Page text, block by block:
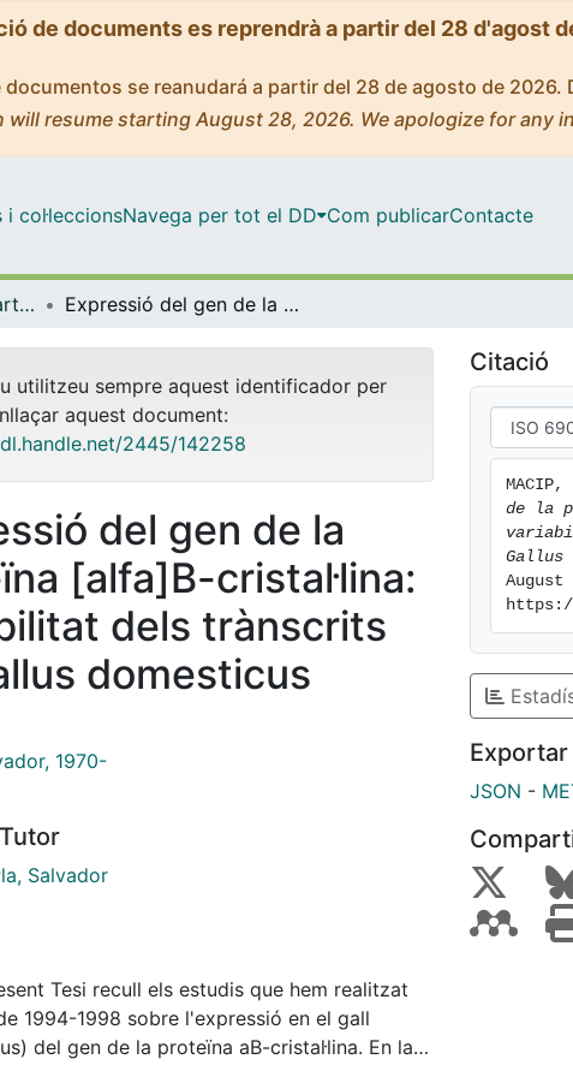
de documents es reprendrà a partir del 28 d'agost
se reanudará a partir del 28 de agosto de 2026.
resume starting August 28, 2026. We apologize for any
col·leccionsNavega per tot el DD Com publicarContacte
Tesis Doctorals - Departament - Ciències Fisiològiques Expressió del gen de la proteïna [alfa]B-cristal·lina: variabilitat dels trànscrits en Gallus domesticus
utilitzeu sempre aquest identificador per
aquest document:
2445/142258
del gen de la
[alfa]B-cristal·lina:
dels trànscrits
domesticus
1970-
Salvador
Tesi recull els estudis que hem realitzat
1994-1998 sobre l'expressió en el gall
del gen de la proteïna aB-cristal·lina. En la
Citació
de la
Gallus
JSON -